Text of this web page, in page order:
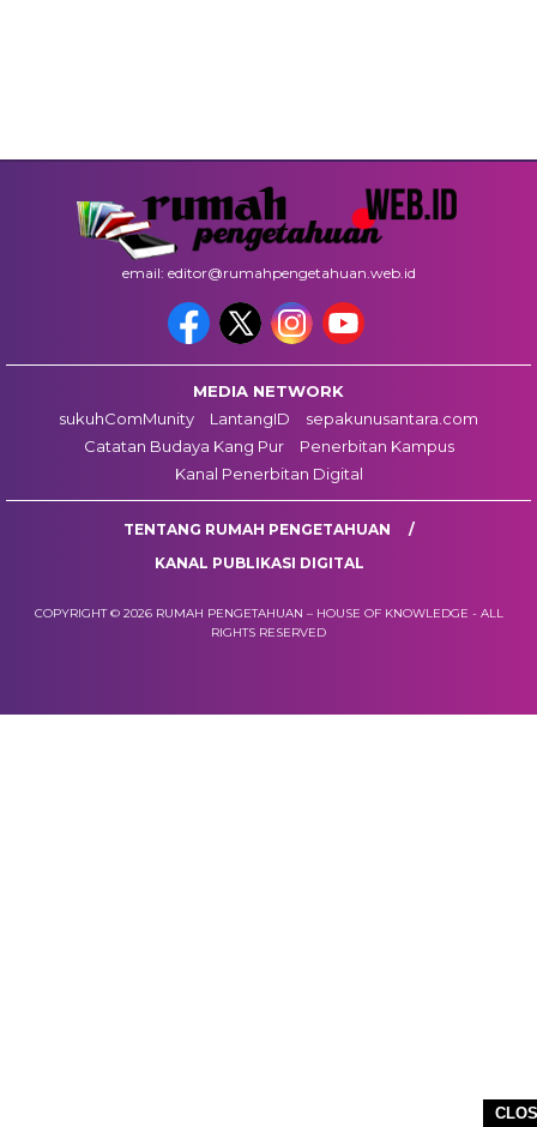
email: editor@rumahpengetahuan.web.id
MEDIA NETWORK
sukuhComMunity
LantangID
sepakunusantara.com
Catatan Budaya Kang Pur
Penerbitan Kampus
Kanal Penerbitan Digital
TENTANG RUMAH PENGETAHUAN
KANAL PUBLIKASI DIGITAL
COPYRIGHT © 2026 RUMAH PENGETAHUAN – HOUSE OF KNOWLEDGE - ALL
RIGHTS RESERVED